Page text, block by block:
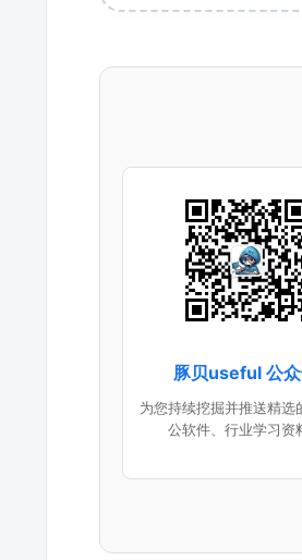
豚贝useful 公
为您持续挖掘并推送精选
公软件、行业学习资